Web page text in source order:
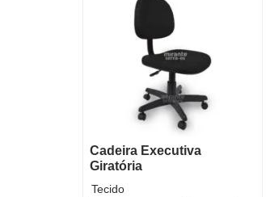
Cadeira Executiva
Giratória
Tecido